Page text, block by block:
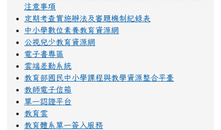
注意事項
定期考查實施辦法及審題機制紀錄表
中小學數位素養教育資源網
公視兒少教育資源網
電子書專區
雲端差勤系統
教育部國民中小學課程與教學資源整合平臺
教師電子信箱
單一認證平台
教育雲
教育體系單一簽入服務